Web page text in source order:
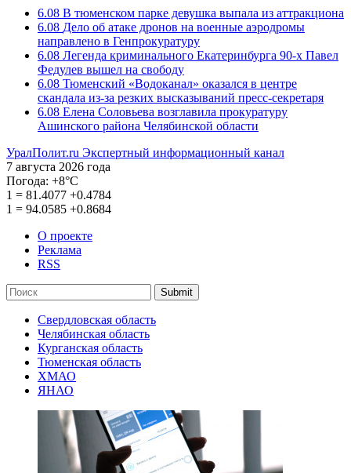
6.08 В тюменском парке девушка выпала из аттракциона
6.08 Дело об атаке дронов на военные аэродромы
направлено в Генпрокуратуру
6.08 Легенда криминального Екатеринбурга 90-х Павел
Федулев вышел на свободу
6.08 Тюменский «Водоканал» оказался в центре
скандала из-за резких высказываний пресс-секретаря
6.08 Елена Соловьева возглавила прокуратуру
Ашинского района Челябинской области
УралПолит.ru Экспертный информационный канал
7 августа 2026 года
Погода: +8°С
1 = 81.4077 +0.4784
1 = 94.0585 +0.8684
О проекте
Реклама
RSS
Submit
Свердловская область
Челябинская область
Курганская область
Тюменская область
ХМАО
ЯНАО